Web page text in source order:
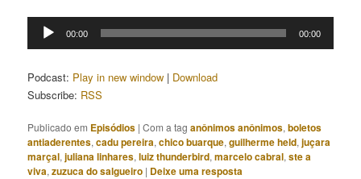
Tocador
00:00 00:00
Podcast: Play in new window | Download
Subscribe: RSS
Publicado em Episódios |Com a taganônimos anônimos,boletos
antiaderentes,cadu pereira,chico buarque,guilherme held,juçara
marçal,juliana linhares,luiz thunderbird,marcelo cabral,ste a
viva,zuzuca do salgueiro | Deixe uma resposta